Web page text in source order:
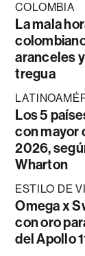
COLOMBIA
La mala
aranceles
tregua
Los 5
con mayor
2026,
Wharton
ESTILO DE
Omega x
con oro
del Apollo